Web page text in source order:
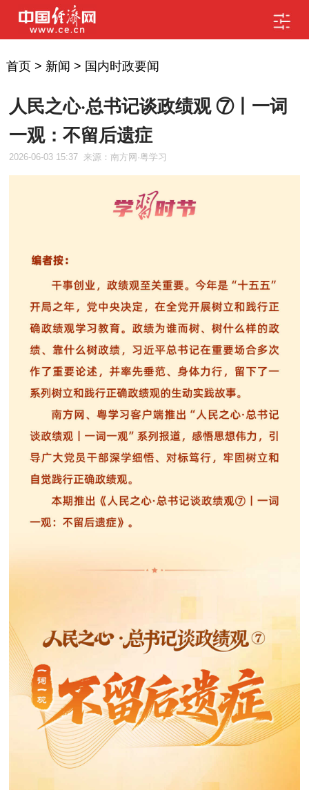
首页> 新闻 > 国内时政要闻
人民之心·总书记谈政绩观 ⑦丨一词
一观：不留后遗症
2026-06-03 15:37 来源：南方网·粤学习